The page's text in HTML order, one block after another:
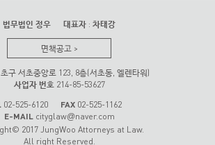
법무법인 정우 대표자 : 차태강
면책공고 >
구 서초중앙로 123, 8층(서초동, 엘렌타워)
사업자 번호214-85-53627
02-525-6120 FAX 02-525-1162
E-MAIL cityglaw@naver.com
2017 JungWoo Attorneys at Law.
All right Reserved.